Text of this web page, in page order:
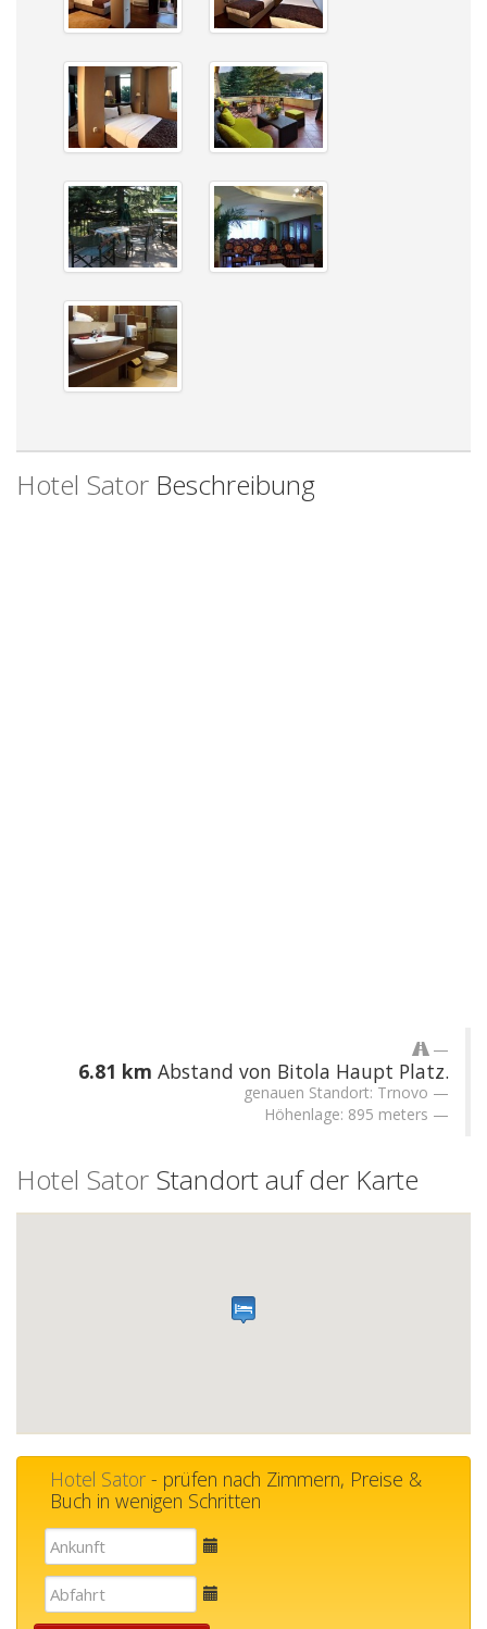
Hotel Sator Beschreibung
6.81 km Abstand von Bitola Haupt Platz.
genauen Standort: Trnovo
Höhenlage: 895 meters
Hotel Sator Standort auf der Karte
Hotel Sator - prüfen nach Zimmern, Preise &
Buch in wenigen Schritten
E-
mail
E-
mail